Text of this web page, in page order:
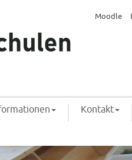
Moodle
Kontakt